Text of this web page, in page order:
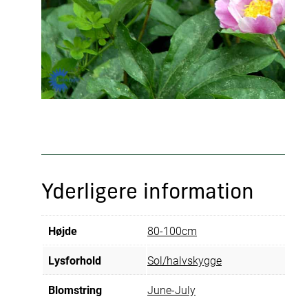
Yderligere information
Højde 80-100cm
Lysforhold Sol/halvskygge
Blomstring June-July